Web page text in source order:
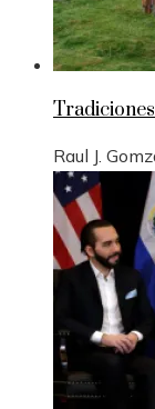
Raul J.